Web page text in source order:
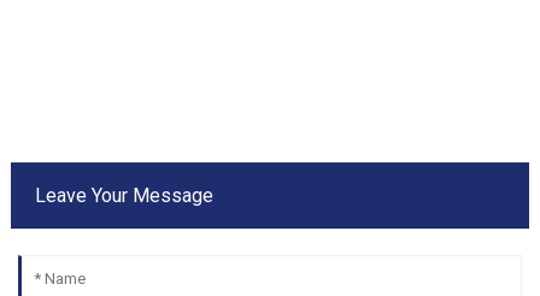
Leave Your Message